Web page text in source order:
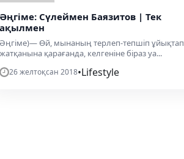
Әңгіме: Сүлеймен Баязитов | Тек
ақылмен
Әңгіме)— Өй, мынаның терлеп-тепшіп ұйықтап
жатқанына қарағанда, келгеніне біраз уа...
26 желтоқсан 2018•Lifestyle